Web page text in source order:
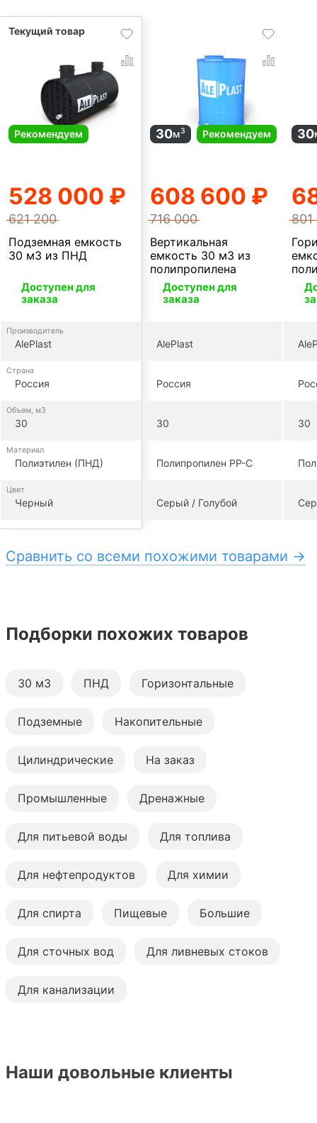
Подземная емкость
30 м3 из ПНД
Рекомендуем
Доступен для
заказа
528 000 ₽
621 200
Производитель
AlePlast
Страна
Россия
Объем, м3
30
Материал
Полиэтилен (ПНД)
Цвет
Черный
Вертикальная
емкость 30 м3 из
полипропилена
30м3 Рекомендуем
Доступен для
заказа
608 600 ₽
716 000
AlePlast
Россия
30
Полипропилен PP-C
Серый / Голубой
30
801
30
Сравнить со всеми похожими товарами →
Подборки похожих товаров
30 м3 ПНД Горизонтальные
Подземные Накопительные
Цилиндрические На заказ
Промышленные Дренажные
Для питьевой воды Для топлива
Для нефтепродуктов Для химии
Для спирта Пищевые Большие
Для сточных вод Для ливневых стоков
Для канализации
Наши довольные клиенты